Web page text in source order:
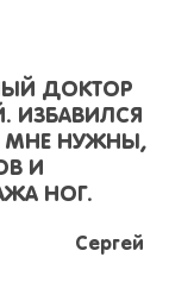
ДОКТОР
ИЗБАВИЛСЯ
МНЕ НУЖНЫ,
И
НОГ.
Сергей